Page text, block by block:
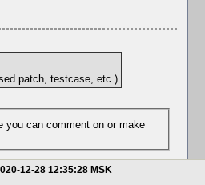
patch, testcase, etc.)
12-28 12:35:28 MSK